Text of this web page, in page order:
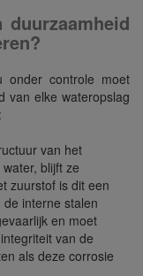
onder controle moet
van elke wateropslag
van het
blijft ze
zuurstof is dit een
interne stalen
en moet
van de
als deze corrosie